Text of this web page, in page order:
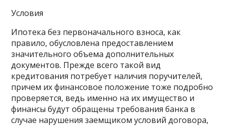
Условия
Ипотека без первоначального взноса, как
правило, обусловлена предоставлением
значительного объема дополнительных
документов. Прежде всего такой вид
кредитования потребует наличия поручителей,
причем их финансовое положение тоже подробно
проверяется, ведь именно на их имущество и
финансы будут обращены требования банка в
случае нарушения заемщиком условий договора,